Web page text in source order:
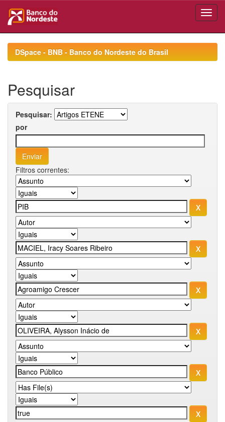
navigationDSpace - BNB - Banco do Nordeste do Brasil
Pesquisar
Pesquisar:
por
Filtros correntes: